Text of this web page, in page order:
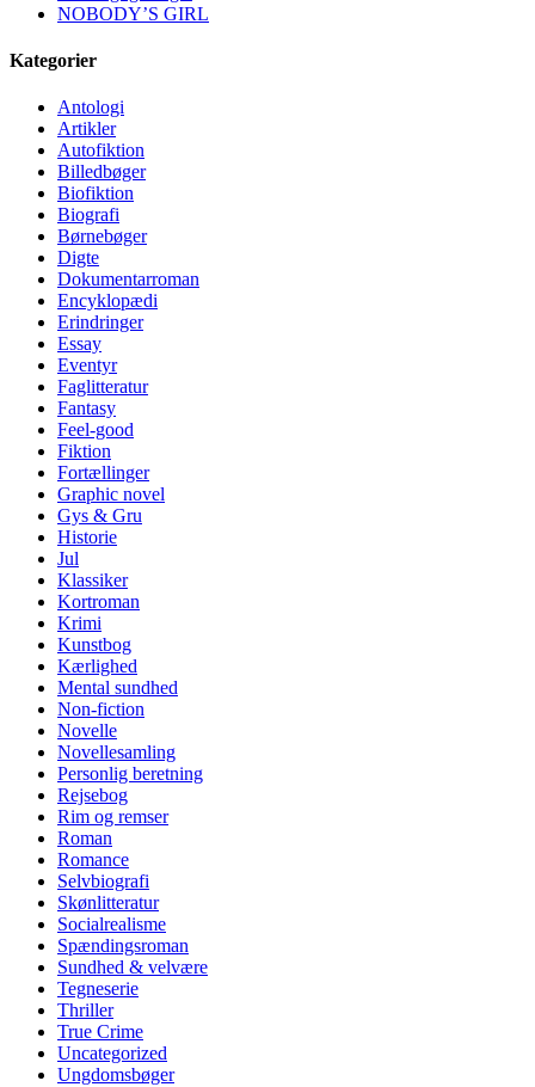
NOBODY’S GIRL
Kategorier
Antologi
Artikler
Autofiktion
Billedbøger
Biofiktion
Biografi
Børnebøger
Digte
Dokumentarroman
Encyklopædi
Erindringer
Essay
Eventyr
Faglitteratur
Fantasy
Feel-good
Fiktion
Fortællinger
Graphic novel
Gys & Gru
Historie
Jul
Klassiker
Kortroman
Krimi
Kunstbog
Kærlighed
Mental sundhed
Non-fiction
Novelle
Novellesamling
Personlig beretning
Rejsebog
Rim og remser
Roman
Romance
Selvbiografi
Skønlitteratur
Socialrealisme
Spændingsroman
Sundhed & velvære
Tegneserie
Thriller
True Crime
Uncategorized
Ungdomsbøger